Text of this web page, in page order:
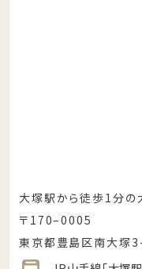
大塚駅から徒歩1分
〒170–0005
東京都豊島区南大